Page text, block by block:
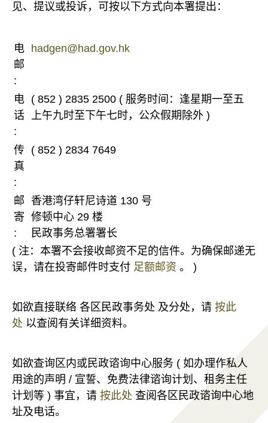
见、提议或投诉，可按以下方式向本署提出：
电
邮
:
hadgen@had.gov.hk
电
话
:
( 852 ) 2835 2500 ( 服务时间：逢星期一至五
上午九时至下午七时，公众假期除外 )
传
真
:
( 852 ) 2834 7649
邮
寄
:
香港湾仔轩尼诗道 130 号
修顿中心 29 楼
民政事务总署署长
( 注：本署不会接收邮资不足的信件。为确保邮递无
误，请在投寄邮件时支付 足额邮资 。 )
如欲直接联络 各区民政事务处 及分处，请 按此
处 以查阅有关详细资料。
如欲查询区内或民政谘询中心服务 ( 如办理作私人
用途的声明 / 宣誓、免费法律谘询计划、租务主任
计划等 ) 事宜，请 按此处 查阅各区民政谘询中心地
址及电话。